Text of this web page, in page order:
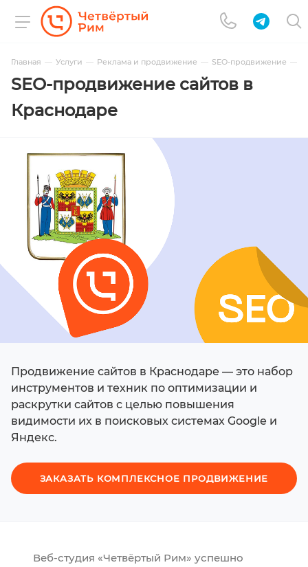
Главная Услуги Реклама и продвижение SEO-продвижение
SEO-продвижение сайтов в
Краснодаре
Продвижение сайтов в Краснодаре — это набор
инструментов и техник по оптимизации и
раскрутки сайтов с целью повышения
видимости их в поисковых системах Google и
Яндекс.
ЗАКАЗАТЬ КОМПЛЕКСНОЕ ПРОДВИЖЕНИЕ
Веб-студия «Четвёртый Рим» успешно